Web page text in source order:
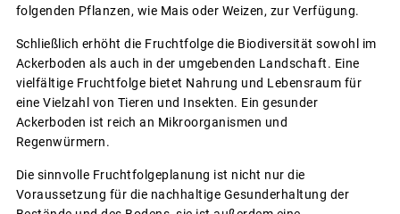
folgenden Pflanzen, wie Mais oder Weizen, zur Verfügung.
Schließlich erhöht die Fruchtfolge die Biodiversität sowohl im
Ackerboden als auch in der umgebenden Landschaft. Eine
vielfältige Fruchtfolge bietet Nahrung und Lebensraum für
eine Vielzahl von Tieren und Insekten. Ein gesunder
Ackerboden ist reich an Mikroorganismen und
Regenwürmern.
Die sinnvolle Fruchtfolgeplanung ist nicht nur die
Voraussetzung für die nachhaltige Gesunderhaltung der